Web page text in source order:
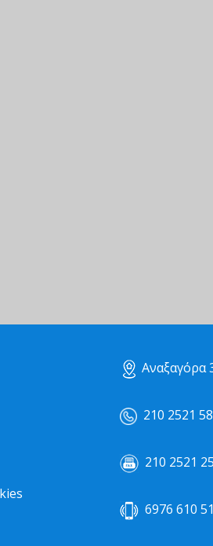
Αναξαγόρα
210 2521
210 2521
6976 610